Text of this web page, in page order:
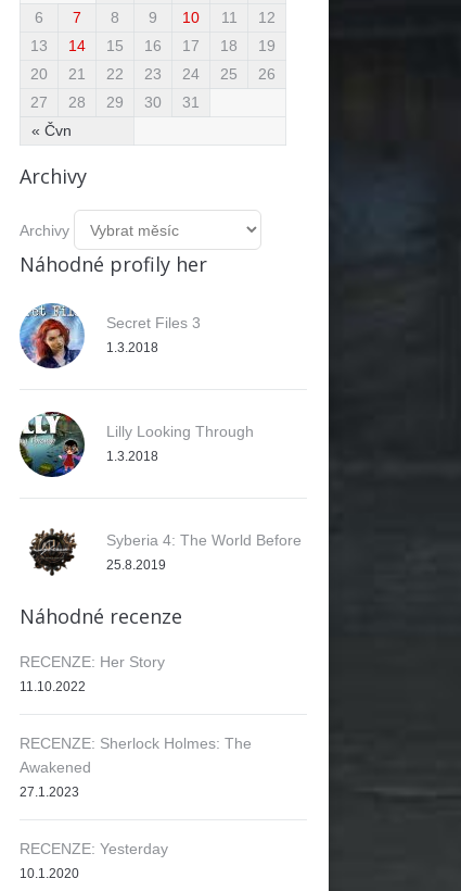
« Čvn
6
7 8 9 10 11
12
13
14 15 16 17 18
19
20
21 22 23 24 25
26
27
28 29 30 31
Archivy
Archivy
Náhodné profily her
Secret Files 3
1.3.2018
Lilly Looking Through
1.3.2018
Syberia 4: The World Before
25.8.2019
Náhodné recenze
RECENZE: Her Story
11.10.2022
RECENZE: Sherlock Holmes: The
Awakened
27.1.2023
RECENZE: Yesterday
10.1.2020